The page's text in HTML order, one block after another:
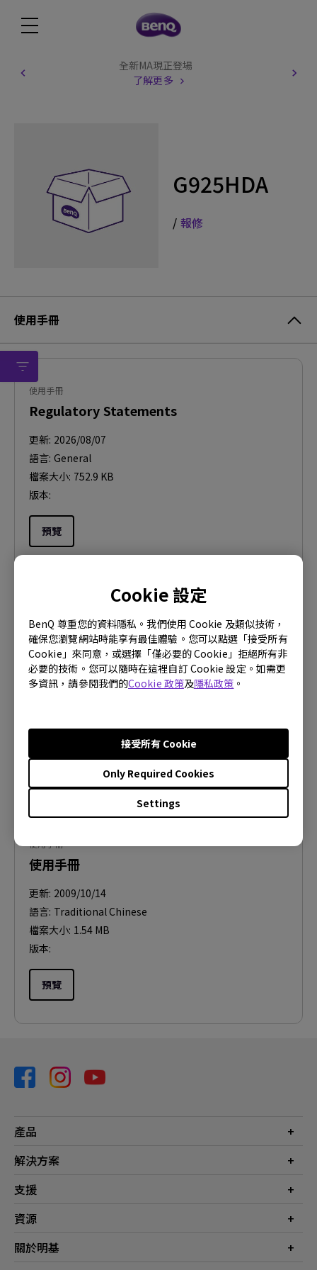
Cookie 設定
BenQ 尊重您的資料隱私。我們使用 Cookie 及類似技術，
確保您瀏覽網站時能享有最佳體驗。您可以點選「接受所有
Cookie」來同意，或選擇「僅必要的 Cookie」拒絕所有非
必要的技術。您可以隨時在這裡自訂 Cookie 設定。如需更
多資訊，請參閱我們的Cookie 政策及隱私政策 。
Settings
Only Required Cookies
接受所有 Cookie
全新MA現正登場
了解更多
G925HDA
/ 報修
使用手冊
使用手冊
Regulatory Statements
更新: 2026/08/07
語言: General
檔案大小: 752.9 KB
版本:
預覽
使用手冊
安全警告通知
更新:2021/01/05
語言:Traditional Chinese
預覽
使用手冊
使用手冊
更新: 2009/10/14
語言: Traditional Chinese
檔案大小: 1.54 MB
版本:
預覽
產品
投影機
燈具
解決方案
商業
電競
支援
聯絡我們
常見問答
資源
投影機投射距離計算器
關於明基